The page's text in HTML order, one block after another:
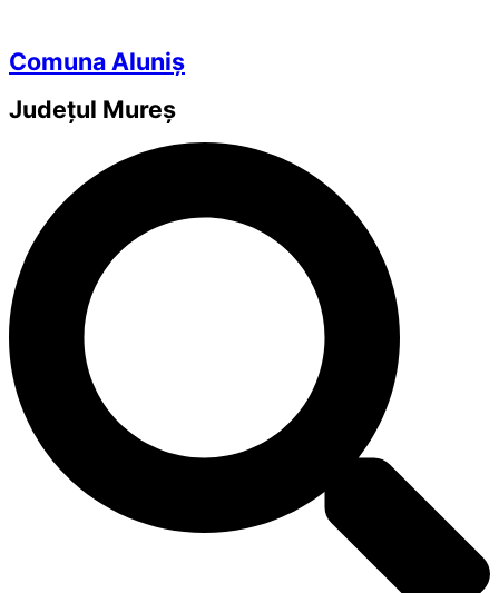
Comuna Aluniș
Județul Mureș